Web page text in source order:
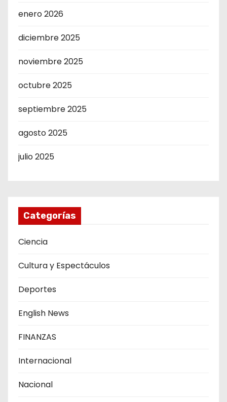
enero 2026
diciembre 2025
noviembre 2025
octubre 2025
septiembre 2025
agosto 2025
julio 2025
Categorías
Ciencia
Cultura y Espectáculos
Deportes
English News
FINANZAS
Internacional
Nacional